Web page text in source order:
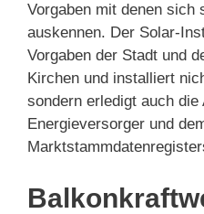
Vorgaben mit denen sich
auskennen. Der Solar-
Vorgaben der Stadt und
Kirchen und installiert
sondern erledigt auch die
Energieversorger und